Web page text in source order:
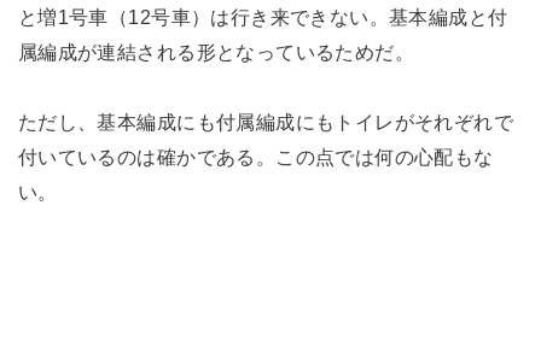
と増1号車（12号車）は行き来できない。基本編成と付
属編成が連結される形となっているためだ。
ただし、基本編成にも付属編成にもトイレがそれぞれで
付いているのは確かである。この点では何の心配もな
い。